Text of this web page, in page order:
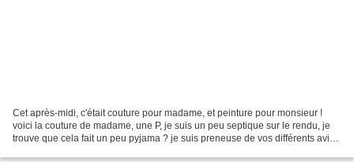
Cet après-midi, c'était couture pour madame, et peinture pour monsieur !
voici la couture de madame, une P, je suis un peu septique sur le rendu, je
trouve que cela fait un peu pyjama ? je suis preneuse de vos différents avis.